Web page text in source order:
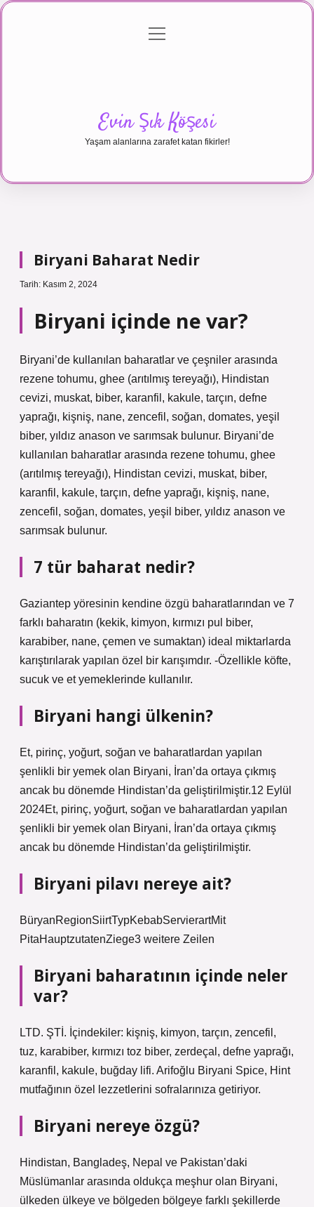
Gizlilik Politikası
menüyü
Evin Şık Köşesi
Yaşam alanlarına zarafet katan fikirler!
Biryani Baharat Nedir
Tarih: Kasım 2, 2024
Biryani içinde ne var?
Biryani’de kullanılan baharatlar ve çeşniler arasında
rezene tohumu, ghee (arıtılmış tereyağı), Hindistan
cevizi, muskat, biber, karanfil, kakule, tarçın, defne
yaprağı, kişniş, nane, zencefil, soğan, domates, yeşil
biber, yıldız anason ve sarımsak bulunur. Biryani’de
kullanılan baharatlar arasında rezene tohumu, ghee
(arıtılmış tereyağı), Hindistan cevizi, muskat, biber,
karanfil, kakule, tarçın, defne yaprağı, kişniş, nane,
zencefil, soğan, domates, yeşil biber, yıldız anason ve
sarımsak bulunur.
7 tür baharat nedir?
Gaziantep yöresinin kendine özgü baharatlarından ve 7
farklı baharatın (kekik, kimyon, kırmızı pul biber,
karabiber, nane, çemen ve sumaktan) ideal miktarlarda
karıştırılarak yapılan özel bir karışımdır. -Özellikle köfte,
sucuk ve et yemeklerinde kullanılır.
Biryani hangi ülkenin?
Et, pirinç, yoğurt, soğan ve baharatlardan yapılan
şenlikli bir yemek olan Biryani, İran’da ortaya çıkmış
ancak bu dönemde Hindistan’da geliştirilmiştir.12 Eylül
2024Et, pirinç, yoğurt, soğan ve baharatlardan yapılan
şenlikli bir yemek olan Biryani, İran’da ortaya çıkmış
ancak bu dönemde Hindistan’da geliştirilmiştir.
Biryani pilavı nereye ait?
BüryanRegionSiirtTypKebabServierartMit
PitaHauptzutatenZiege3 weitere Zeilen
Biryani baharatının içinde neler
var?
LTD. ŞTİ. İçindekiler: kişniş, kimyon, tarçın, zencefil,
tuz, karabiber, kırmızı toz biber, zerdeçal, defne yaprağı,
karanfil, kakule, buğday lifi. Arifoğlu Biryani Spice, Hint
mutfağının özel lezzetlerini sofralarınıza getiriyor.
Biryani nereye özgü?
Hindistan, Bangladeş, Nepal ve Pakistan’daki
Müslümanlar arasında oldukça meşhur olan Biryani,
ülkeden ülkeye ve bölgeden bölgeye farklı şekillerde